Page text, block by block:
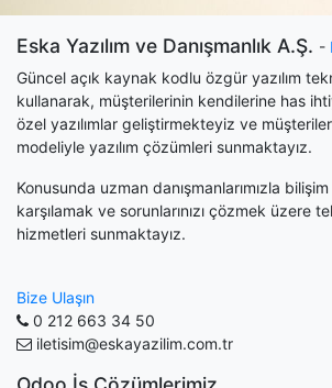
Eska Yazılım ve Danışmanlık A.Ş. -
Güncel açık kaynak kodlu özgür yazılım
kullanarak, müşterilerinin kendilerine has
özel yazılımlar geliştirmekteyiz ve
modeliyle yazılım çözümleri sunmaktayız.
Konusunda uzman danışmanlarımızla bilişim
karşılamak ve sorunlarınızı çözmek üzere
hizmetleri sunmaktayız.
Bize Ulaşın
0 212 663 34 50
iletisim@eskayazilim.com.tr